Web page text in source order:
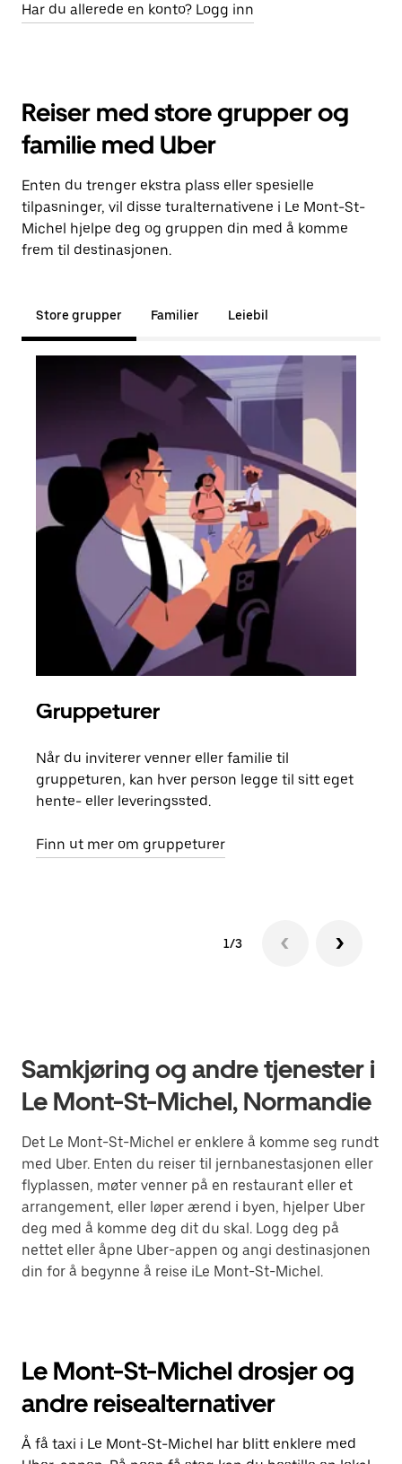
Har du allerede en konto? Logg inn
Reiser med store grupper og
familie med Uber
Enten du trenger ekstra plass eller spesielle
tilpasninger, vil disse turalternativene i Le Mont-St-
Michel hjelpe deg og gruppen din med å komme
frem til destinasjonen.
Store grupper Familier Leiebil
Gruppeturer
Når du inviterer venner eller familie til
gruppeturen, kan hver person legge til sitt eget
hente- eller leveringssted.
Finn ut mer om gruppeturer
1/3
Samkjøring og andre tjenester i
Le Mont-St-Michel, Normandie
Det Le Mont-St-Michel er enklere å komme seg rundt
med Uber. Enten du reiser til jernbanestasjonen eller
flyplassen, møter venner på en restaurant eller et
arrangement, eller løper ærend i byen, hjelper Uber
deg med å komme deg dit du skal. Logg deg på
nettet eller åpne Uber-appen og angi destinasjonen
din for å begynne å reise iLe Mont-St-Michel.
Le Mont-St-Michel drosjer og
andre reisealternativer
Å få taxi i Le Mont-St-Michel har blitt enklere med